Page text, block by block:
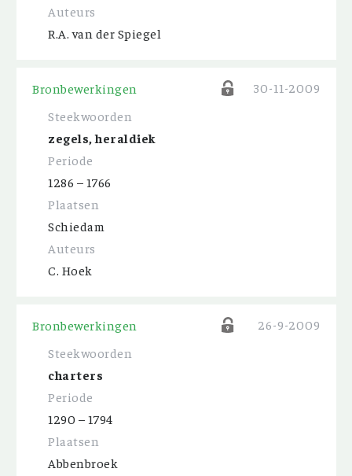
Auteurs
R.A. van der Spiegel
Bronbewerkingen
30-11-2009
Steekwoorden
zegels, heraldiek
Periode
1286 – 1766
Plaatsen
Schiedam
Auteurs
C. Hoek
Bronbewerkingen
26-9-2009
Steekwoorden
charters
Periode
1290 – 1794
Plaatsen
Abbenbroek